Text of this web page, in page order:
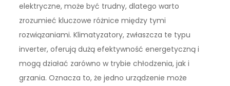
elektryczne, może być trudny, dlatego warto
zrozumieć kluczowe różnice między tymi
rozwiązaniami. Klimatyzatory, zwłaszcza te typu
inverter, oferują dużą efektywność energetyczną i
mogą działać zarówno w trybie chłodzenia, jak i
grzania. Oznacza to, że jedno urządzenie może